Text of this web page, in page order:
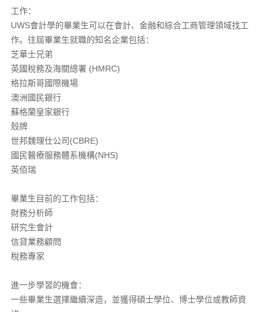
工作：
UWS會計學的畢業生可以在會計、金融和綜合工商管理領域找工
作。往屆畢業生就職的知名企業包括：
芝華士兄弟
英國稅務及海關總署 (HMRC)
格拉斯哥國際機場
澳洲國民銀行
蘇格蘭皇家銀行
殼牌
世邦魏理仕公司(CBRE)
國民醫療服務體系機構(NHS)
英佰瑞
畢業生目前的工作包括：
財務分析師
研究生會計
信貸業務顧問
稅務專家
進一步學習的機會：
一些畢業生選擇繼續深造，並獲得碩士學位、博士學位或教師資